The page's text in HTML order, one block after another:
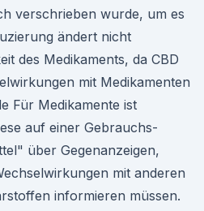
verschrieben wurde, um es
ändert nicht
des Medikaments, da CBD
mit Medikamenten
Für Medikamente ist
auf einer Gebrauchs­
über Gegenanzeigen,
mit anderen
informieren müssen.